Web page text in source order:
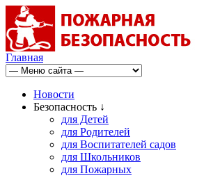
Главная
Новости
Безопасность ↓
для Детей
для Родителей
для Воспитателей садов
для Школьников
для Пожарных